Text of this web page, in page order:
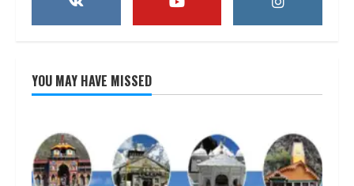
YOU MAY HAVE MISSED